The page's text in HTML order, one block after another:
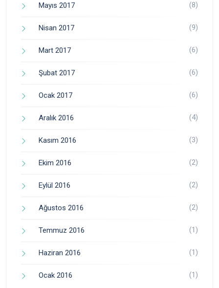
Mayıs 2017 (8)
Nisan 2017 (9)
Mart 2017 (6)
Şubat 2017 (6)
Ocak 2017 (6)
Aralık 2016 (4)
Kasım 2016 (3)
Ekim 2016 (2)
Eylül 2016 (2)
Ağustos 2016 (2)
Temmuz 2016 (1)
Haziran 2016 (1)
Ocak 2016 (1)